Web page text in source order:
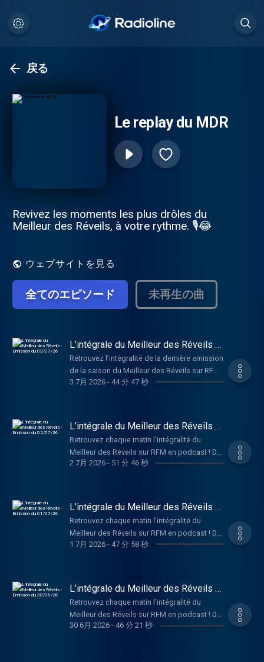
戻る
Le replay du MDR
Revivez les moments les plus drôles du
Meilleur des Réveils, à votre rythme. 🎙️😂
ウェブサイトを見る
全てのエピソード 未再生の曲
L’intégrale du Meilleur des Réveils -
Emission du 03/07/26
Retrouvez l’intégralité de la dernière emission
de la saison du Meilleur des Réveils sur RFM
en podcast ! De la bonne humeur, de la
Philippe Lellouche et Caroline Ithurbide !
Retour le 24 août en direct dès 6 heures !
Hébergé par Audiomeans. Visitez
audiomeans.fr/politique-de-confidentialite
3 7月 2026- 44 分 47 秒
L’intégrale du Meilleur des Réveils -
Emission du 02/07/26
Retrouvez chaque matin l’intégralité du
Meilleur des Réveils sur RFM en podcast ! De
la bonne humeur, de la musique, et des infos
Ithurbide ! Hébergé par Audiomeans. Visitez
audiomeans.fr/politique-de-confidentialite
pour plus d'informations.
2 7月 2026- 51 分 46 秒
L’intégrale du Meilleur des Réveils -
Emission du 01/07/26
Retrouvez chaque matin l’intégralité du
Meilleur des Réveils sur RFM en podcast ! De
la bonne humeur, de la musique, et des infos
Ithurbide ! Hébergé par Audiomeans. Visitez
audiomeans.fr/politique-de-confidentialite
pour plus d'informations.
1 7月 2026- 47 分 58 秒
L’intégrale du Meilleur des Réveils -
Emission du 30/06/26
Retrouvez chaque matin l’intégralité du
Meilleur des Réveils sur RFM en podcast ! De
la bonne humeur, de la musique, et des infos
30 6月 2026- 46 分 21 秒